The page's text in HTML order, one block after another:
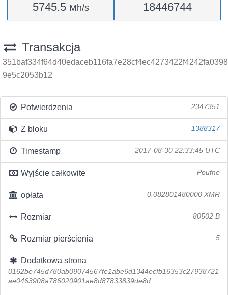
5745.5 Mh/s 18446744
Transakcja
351baf334f64d40edaceb116fa7e28cf4ec4273422f4242fa0398
9e5c2053b12
Potwierdzenia 2347351
Z bloku 1388317
Timestamp 2017-08-30 22:33:45 UTC
Wyjście całkowite Poufne
opłata 0.082801480000 XMR
Rozmiar 80502 B
Rozmiar pierścienia 5
Dodatkowa strona
0162be745d780ab09074567fe1abe6d1344ecfb16353c27938721
ae0463908a786020901ae8d87833839de8d